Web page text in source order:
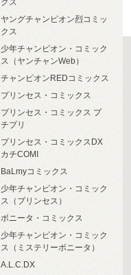
クス
ヤングチャンピオン烈コミッ
クス
少年チャンピオン・コミック
ス（ヤンチャンWeb）
チャンピオンREDコミックス
プリンセス・コミックス
プリンセス・コミックス プ
チプリ
プリンセス・コミックスDX
カチCOMI
BaLmyコミックス
少年チャンピオン・コミック
ス（プリンセス）
ボニータ・コミックス
少年チャンピオン・コミック
ス（ミステリーボニータ）
A.L.C.DX